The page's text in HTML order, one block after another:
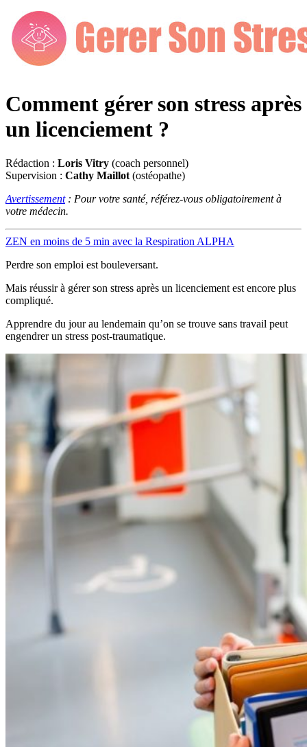
Comment gérer son stress après
un licenciement ?
Rédaction : Loris Vitry (coach personnel)
Supervision : Cathy Maillot (ostéopathe)
Avertissement: Pour votre santé, référez-vous obligatoirement à
votre médecin.
ZEN en moins de 5 min avec la Respiration ALPHA
Perdre son emploi est bouleversant.
Mais réussir à gérer son stress après un licenciement est encore plus
compliqué.
Apprendre du jour au lendemain qu’on se trouve sans travail peut
engendrer un stress post-traumatique.